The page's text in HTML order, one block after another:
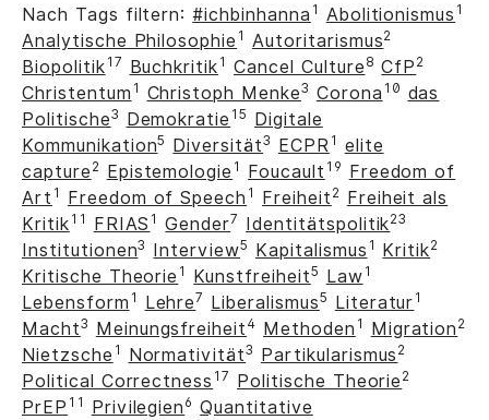
Nach Tags filtern:#ichbinhanna 1 Abolitionismus 1
Analytische Philosophie 1 Autoritarismus2
Biopolitik 17 Buchkritik 1 Cancel Culture 8 CfP 2
Christentum 1 Christoph Menke3 Corona 10 das
Politische3 Demokratie 15
Digitale
Kommunikation5 Diversität3 ECPR 1 elite
capture 2 Epistemologie 1 Foucault 19
Freedom of
Art 1 Freedom of Speech 1 Freiheit 2
Freiheit als
Kritik 11 FRIAS 1 Gender7 Identitätspolitik23
Institutionen3 Interview5 Kapitalismus 1 Kritik2
Kritische Theorie 1 Kunstfreiheit5 Law 1
Lebensform 1 Lehre7 Liberalismus5 Literatur 1
Macht3 Meinungsfreiheit 4 Methoden 1 Migration 2
Nietzsche 1 Normativität3 Partikularismus 2
Political Correctness 17 Politische Theorie 2
PrEP 11 Privilegien 6 Quantitative